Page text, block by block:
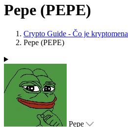
Pepe (PEPE)
Crypto Guide - Čo je kryptomena
Pepe (PEPE)
Pepe